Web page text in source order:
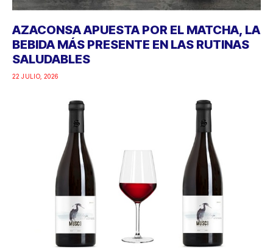
AZACONSA APUESTA POR EL MATCHA, LA
BEBIDA MÁS PRESENTE EN LAS RUTINAS
SALUDABLES
22 JULIO, 2026